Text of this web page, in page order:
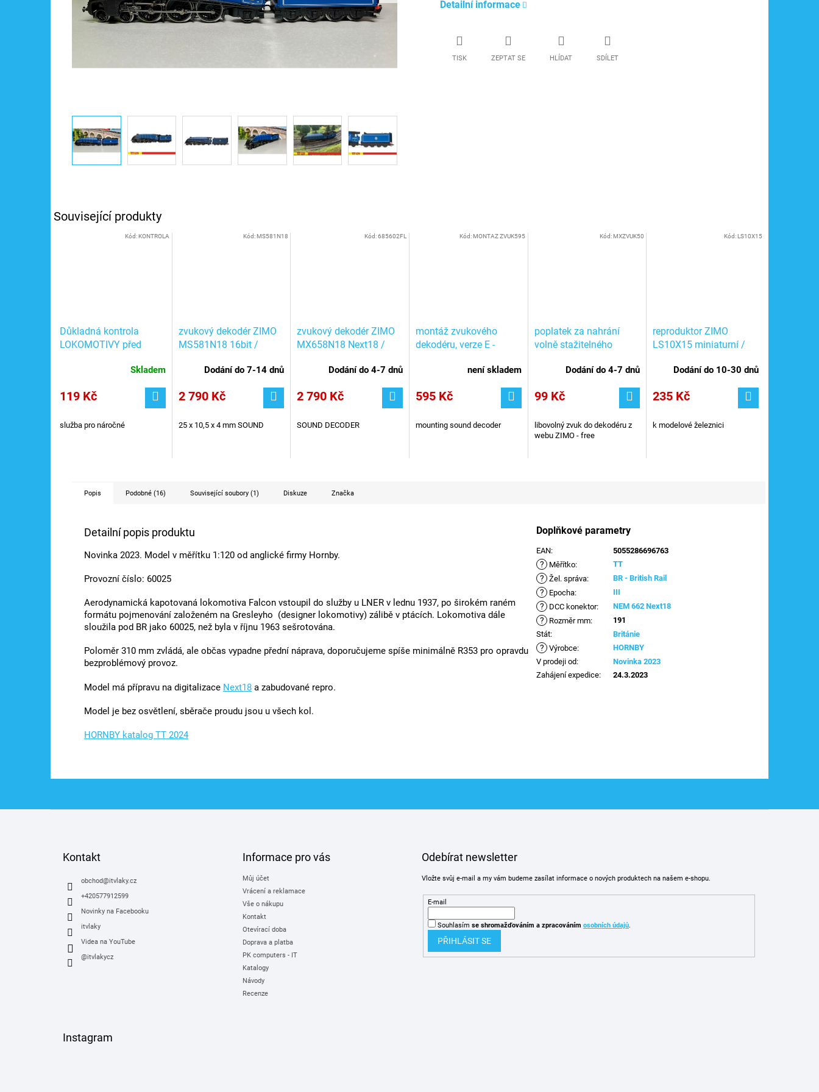
Detailní informace
TISK ZEPTAT SE HLÍDAT SDÍLET
Související produkty
Důkladná kontrola
LOKOMOTIVY před
Skladem
119 Kč
služba pro náročné
Kód:KONTROLA
zvukový dekodér ZIMO
MS581N18 16bit /
Dodání do 7-14 dnů
2 790 Kč
25 x 10,5 x 4 mmSOUND
Kód:MS581N18
zvukový dekodér ZIMO
MX658N18 Next18 /
Dodání do 4-7 dnů
2 790 Kč
SOUND DECODER
Kód:685602FL
montáž zvukového
dekodéru, verze E -
není skladem
595 Kč
mounting sound decoder
Kód:MONTAZ ZVUK595
poplatek za nahrání
volně stažitelného
nás zakoupeného
Dodání do 4-7 dnů
99 Kč
libovolný zvuk do dekodéru z
webu ZIMO - free
Kód:MXZVUK50
reproduktor ZIMO
LS10X15 miniaturní /
Dodání do 10-30 dnů
235 Kč
k modelové železnici
Kód:LS10X15
Popis Podobné (16) Související soubory (1) Diskuze Značka
Detailní popis produktu
Novinka 2023. Model v měřítku 1:120 od anglické firmy Hornby.
Provozní číslo: 60025
Aerodynamická kapotovaná lokomotiva Falcon vstoupil do služby u LNER v lednu 1937, po širokém raném
formátu pojmenování založeném na Gresleyho (designer lokomotivy) zálibě v ptácích. Lokomotiva dále
sloužila pod BR jako 60025, než byla v říjnu 1963 sešrotována.
Poloměr 310 mm zvládá, ale občas vypadne přední náprava, doporučujeme spíše minimálně R353 pro opravdu
bezproblémový provoz.
Model má přípravu na digitalizace Next18 a zabudované repro.
Model je bez osvětlení, sběrače proudu jsou u všech kol.
HORNBY katalog TT 2024
Doplňkové parametry
EAN: 5055286696763
? Měřítko: TT
? Žel. správa: BR - British Rail
? Epocha: III
? DCC konektor: NEM 662 Next18
? Rozměr mm:
191
Stát: Británie
? Výrobce:
HORNBY
V prodeji od:
Novinka 2023
Zahájení expedice: 24.3.2023
Kontakt
obchod@itvlaky.cz
+420577912599
Novinky na Facebooku
itvlaky
Videa na YouTube
@itvlakycz
Informace pro vás
Můj účet
Vrácení a reklamace
Vše o nákupu
Kontakt
Otevírací doba
Doprava a platba
PK computers - IT
Katalogy
Návody
Recenze
Odebírat newsletter
Vložte svůj e-mail a my vám budeme zasílat informace o nových produktech na našem e-shopu.
E-mail
Souhlasím se shromažďováním a zpracováním osobních údajů.
PŘIHLÁSIT SE
Instagram